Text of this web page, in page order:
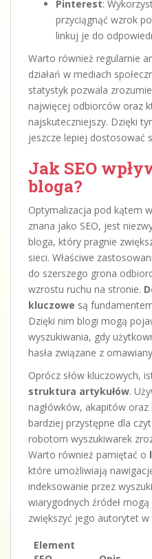
Pinterest:
przyciągnąć wzrok
linkuj je do
Warto również regularnie
działań w mediach
statystyk pozwala
najwięcej odbiorców oraz
najskuteczniejszy. Dzięki
jeszcze lepiej dostosować
Jak SEO
bloga?
Optymalizacja pod kątem
znana jako SEO, jest
bloga, który pragnie
sieci. Właściwe
do szerszego grona
wzrostu ruchu na stronie.
kluczowe są
Dzięki nim blogi mogą
wyszukiwania, gdy
hasła związane z
Oprócz słów kluczowych,
struktura artykułów.
nagłówków, akapitów
bardziej przystępne dla
robotom wyszukiwarek
Warto również pamiętać o
które umożliwiają
indeksowanie przez
wiarygodnych źródeł
zwiększyć jego autorytet w
Element